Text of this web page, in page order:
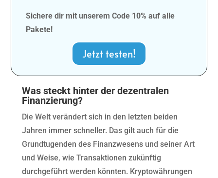
Sichere dir mit unserem Code 10% auf alle
Pakete!
Jetzt testen!
Was steckt hinter der dezentralen
Finanzierung?
Die Welt verändert sich in den letzten beiden
Jahren immer schneller. Das gilt auch für die
Grundtugenden des Finanzwesens und seiner Art
und Weise, wie Transaktionen zukünftig
durchgeführt werden könnten. Kryptowährungen